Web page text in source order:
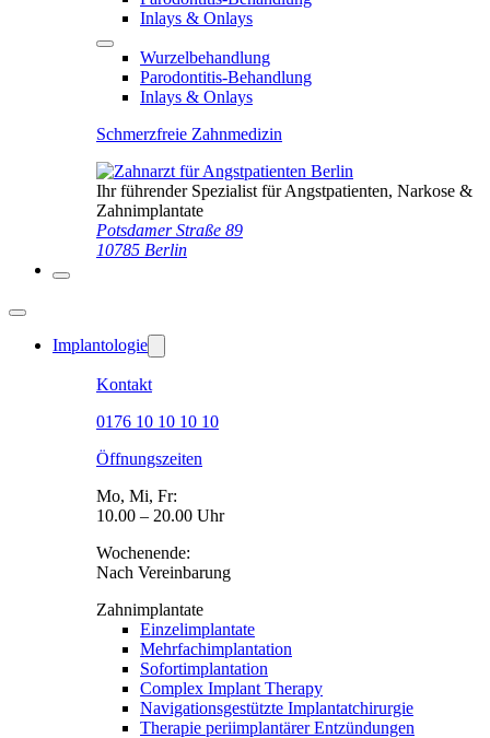
Inlays & Onlays
Wurzelbehandlung
Parodontitis-Behandlung
Inlays & Onlays
Schmerzfreie Zahnmedizin
Ihr führender Spezialist für Angstpatienten, Narkose &
Zahnimplantate
Potsdamer Straße 89
10785 Berlin
Implantologie
Kontakt
0176 10 10 10 10
Öffnungszeiten
Mo, Mi, Fr:
10.00 – 20.00 Uhr
Wochenende:
Nach Vereinbarung
Zahnimplantate
Einzelimplantate
Mehrfachimplantation
Sofortimplantation
Complex Implant Therapy
Navigationsgestützte Implantatchirurgie
Therapie periimplantärer Entzündungen